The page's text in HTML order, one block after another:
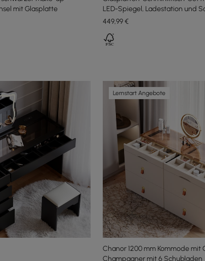
mit Glasplatte
LED-Spiegel, Ladestation und
Weiß
449,99€
Lernstart Angebote
Chanor 1200 mm Kommode mit
Champagner mit 6 Schubladen